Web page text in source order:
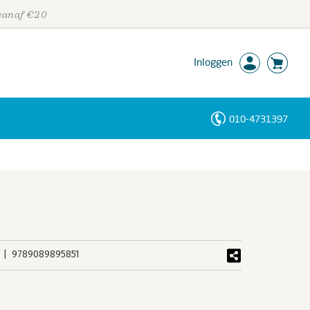
€20
Inloggen
010-4731397
9789089895851
Personen